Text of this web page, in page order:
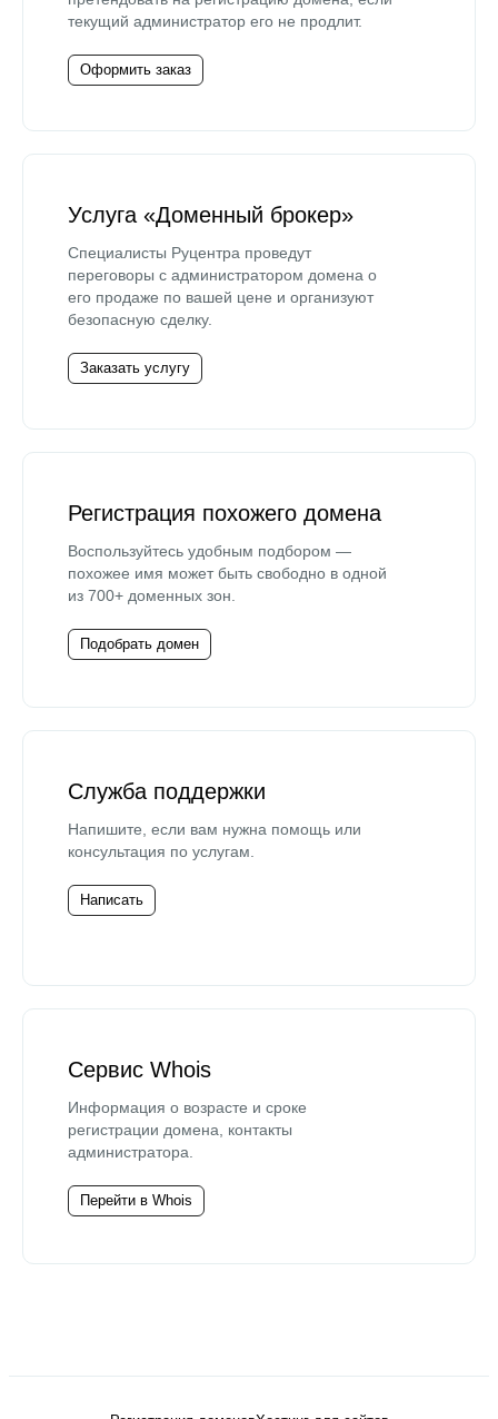
текущий администратор его не продлит.
Оформить заказ
Услуга «Доменный брокер»
Специалисты Руцентра проведут
переговоры с администратором домена о
его продаже по вашей цене и организуют
безопасную сделку.
Заказать услугу
Регистрация похожего домена
Воспользуйтесь удобным подбором —
похожее имя может быть свободно в одной
из 700+ доменных зон.
Подобрать домен
Служба поддержки
Напишите, если вам нужна помощь или
консультация по услугам.
Написать
Сервис Whois
Информация о возрасте и сроке
регистрации домена, контакты
администратора.
Перейти в Whois